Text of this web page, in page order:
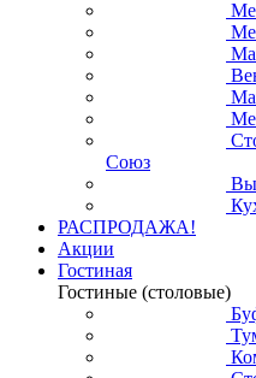
Союз
РАСПРОДАЖА!
Акции
Гостиная
Гостиные (столовые)